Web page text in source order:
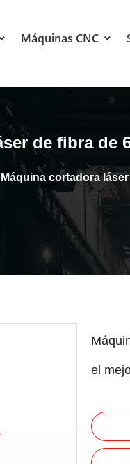
Máquinas CNC
de fibra de
Máquina cortadora
el